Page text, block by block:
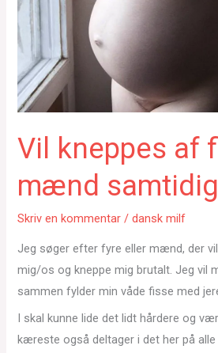
Vil kneppes af
mænd
Skriv en kommentar /dansk milf
Jeg søger efter fyre eller mænd, der
mig/os og kneppe mig brutalt. Jeg vil
sammen fylder min våde fisse med
I skal kunne lide det lidt hårdere og
kæreste også deltager i det her på alle